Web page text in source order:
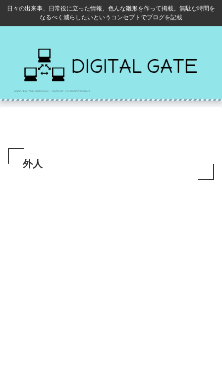
日々の出来事、日常役に立った情報、色んな雛形を作って掲載。無駄な時間を
なるべく減らしたいというコンセプトでブログを記載
外人